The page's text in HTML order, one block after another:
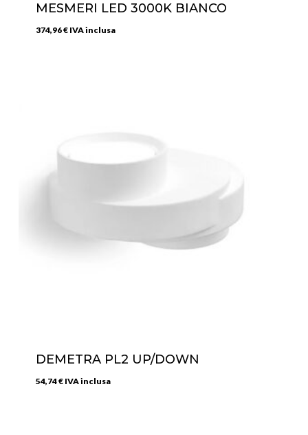
MESMERI LED 3000K BIANCO
374,96€ IVA inclusa
DEMETRA PL2 UP/DOWN
54,74€ IVA inclusa